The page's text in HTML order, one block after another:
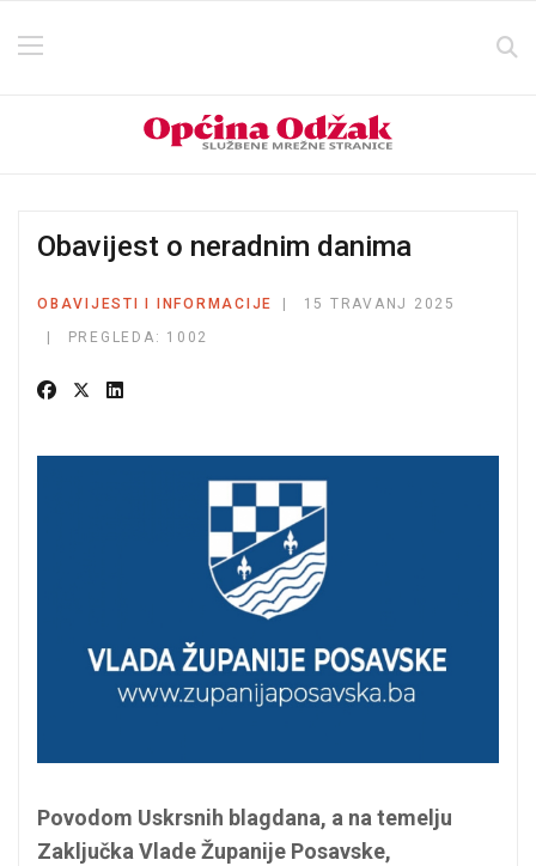
Obavijest o neradnim danima
OBAVIJESTI I INFORMACIJE
15 TRAVANJ 2025
PREGLEDA: 1002
Povodom Uskrsnih blagdana, a na temelju
Zaključka Vlade Županije Posavske,